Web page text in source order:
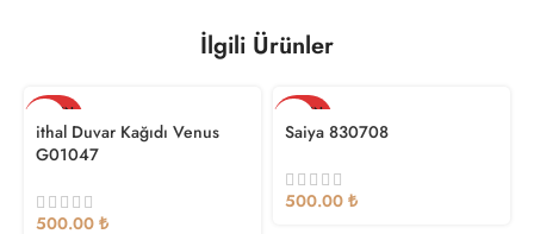
İlgili Ürünler
TÜKEN
DI
ithal Duvar Kağıdı Venus
G01047
₺
TÜKEN
DI
Saiya 830708
₺